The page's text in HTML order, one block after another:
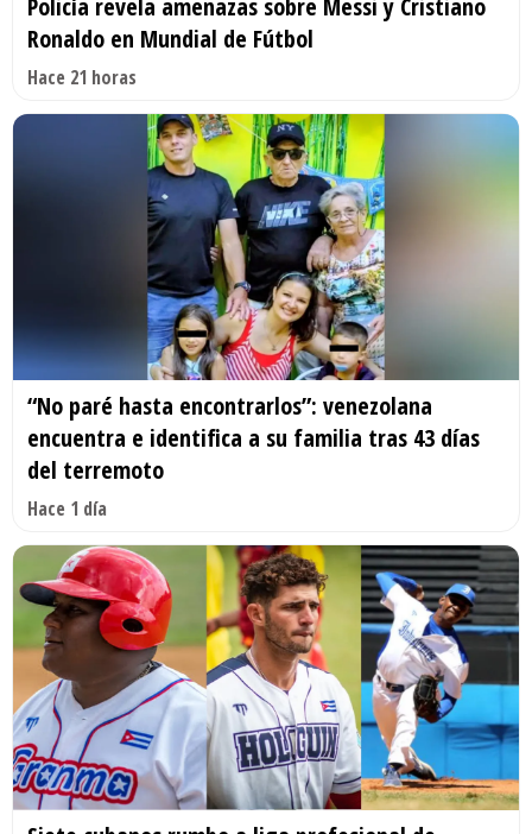
Ronaldo en Mundial de Fútbol
Hace 21 horas
“No paré hasta encontrarlos”: venezolana
encuentra e identifica a su familia tras 43 días
del terremoto
Hace 1 día